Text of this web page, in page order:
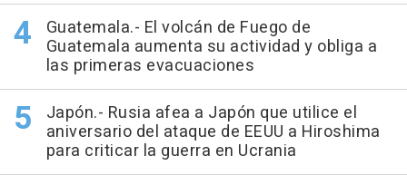
Guatemala.- El volcán de Fuego de
Guatemala aumenta su actividad y obliga a
las primeras evacuaciones
Japón.- Rusia afea a Japón que utilice el
aniversario del ataque de EEUU a Hiroshima
para criticar la guerra en Ucrania